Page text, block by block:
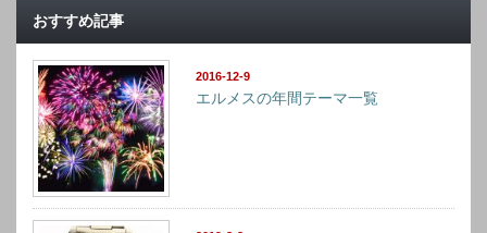
おすすめ記事
2016-12-9
エルメスの年間テーマ一覧